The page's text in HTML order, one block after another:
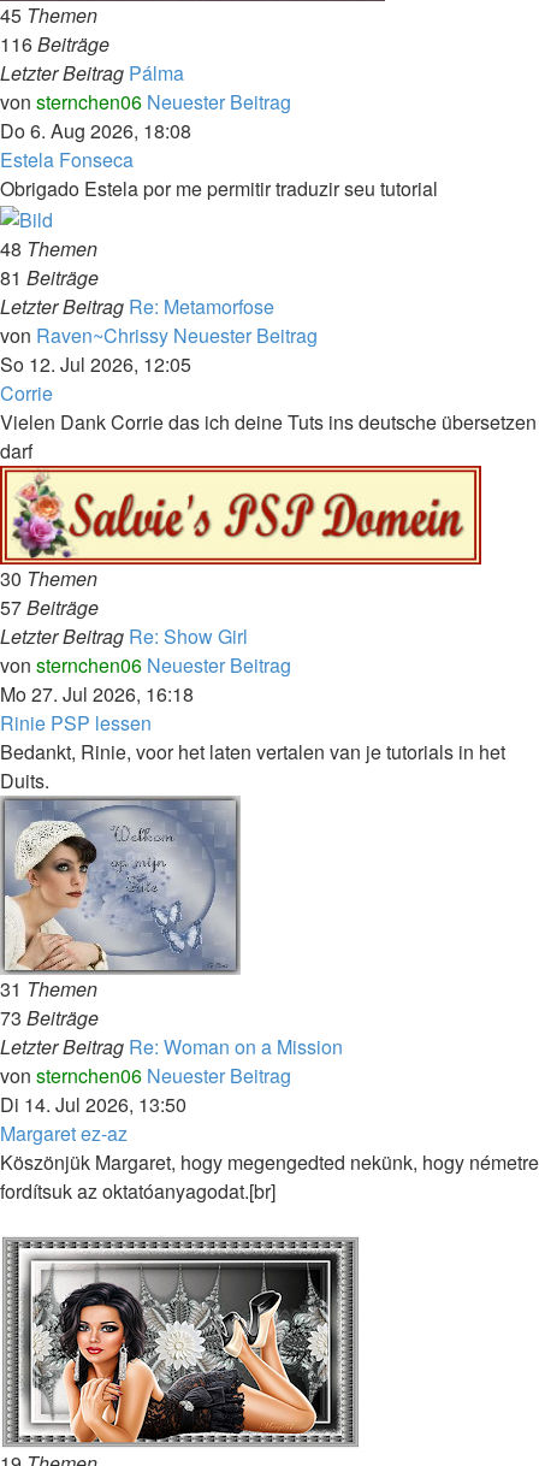
45 Themen
116Beiträge
Letzter Beitrag Pálma
von sternchen06 Neuester Beitrag
Do 6. Aug 2026, 18:08
Estela Fonseca
Obrigado Estela por me permitir traduzir seu tutorial
48 Themen
81 Beiträge
Letzter Beitrag Re: Metamorfose
von Raven~Chrissy Neuester Beitrag
So 12. Jul 2026, 12:05
Corrie
Vielen Dank Corrie das ich deine Tuts ins deutsche übersetzen
darf
30 Themen
57Beiträge
Letzter Beitrag Re: Show Girl
von sternchen06 Neuester Beitrag
Mo 27. Jul 2026, 16:18
Rinie PSP lessen
Bedankt, Rinie, voor het laten vertalen van je tutorials in het
Duits.
31 Themen
73 Beiträge
Letzter Beitrag Re: Woman on a Mission
von sternchen06 Neuester Beitrag
Di 14. Jul 2026, 13:50
Margaret ez-az
Köszönjük Margaret, hogy megengedted nekünk, hogy németre
fordítsuk az oktatóanyagodat.[br]